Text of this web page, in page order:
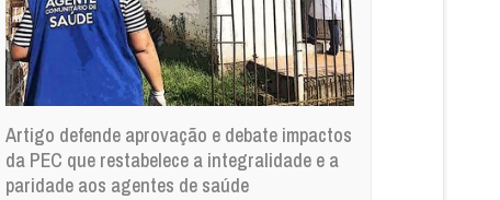
Artigo defende aprovação e debate impactos
da PEC que restabelece a integralidade e a
paridade aos agentes de saúde